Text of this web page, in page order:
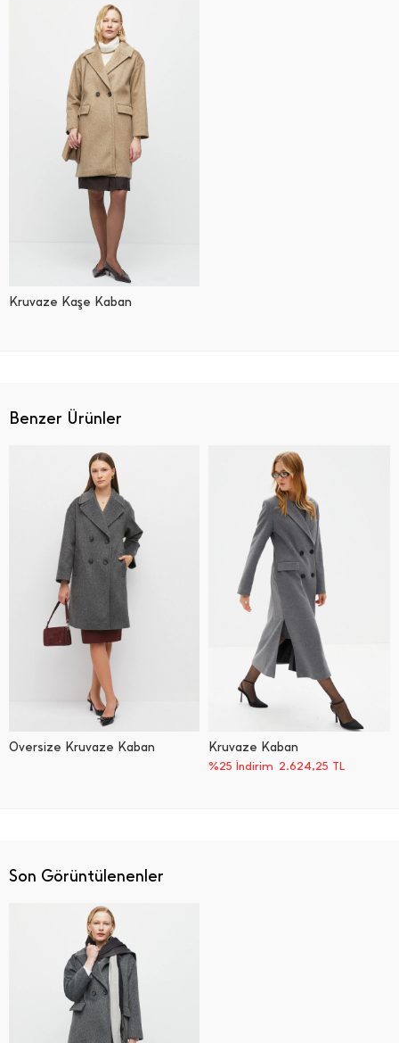
Benzer Ürünler
Oversize Kruvaze Kaban Kruvaze Kaban
%25 İndirim 2.624,25 TL
Kruvaze Kaşe Kaban
Son Görüntülenenler